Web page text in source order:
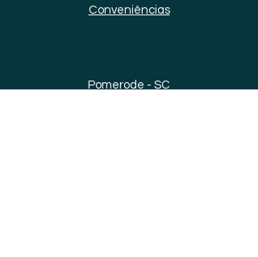
Conveniências
Pomerode - SC